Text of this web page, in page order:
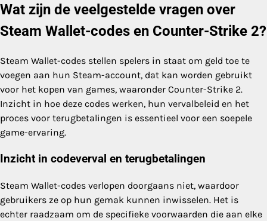
Wat zijn de veelgestelde vragen over
Steam Wallet-codes en Counter-Strike 2?
Steam Wallet-codes stellen spelers in staat om geld toe te
voegen aan hun Steam-account, dat kan worden gebruikt
voor het kopen van games, waaronder Counter-Strike 2.
Inzicht in hoe deze codes werken, hun vervalbeleid en het
proces voor terugbetalingen is essentieel voor een soepele
game-ervaring.
Inzicht in codeverval en terugbetalingen
Steam Wallet-codes verlopen doorgaans niet, waardoor
gebruikers ze op hun gemak kunnen inwisselen. Het is
echter raadzaam om de specifieke voorwaarden die aan elke